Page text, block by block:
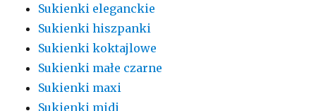
Sukienki eleganckie
Sukienki hiszpanki
Sukienki koktajlowe
Sukienki małe czarne
Sukienki maxi
Sukienki midi